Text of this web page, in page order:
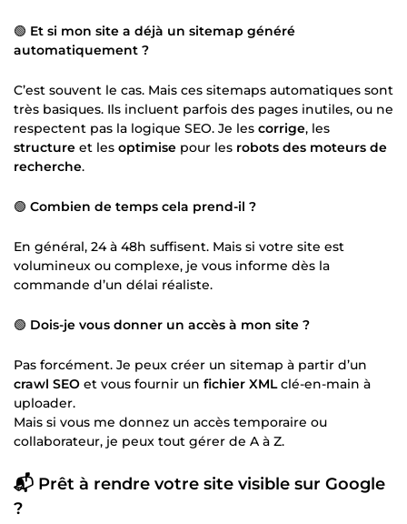
🟢 Et si mon site a déjà un sitemap généré
automatiquement ?
C’est souvent le cas. Mais ces sitemaps automatiques sont
très basiques. Ils incluent parfois des pages inutiles, ou ne
respectent pas la logique SEO. Je les corrige, les
structure et les optimise pour les robots des moteurs de
recherche.
🟢 Combien de temps cela prend-il ?
En général, 24 à 48h suffisent. Mais si votre site est
volumineux ou complexe, je vous informe dès la
commande d’un délai réaliste.
🟢 Dois-je vous donner un accès à mon site ?
Pas forcément. Je peux créer un sitemap à partir d’un
crawl SEO et vous fournir un fichier XMLclé-en-main à
uploader.
Mais si vous me donnez un accès temporaire ou
collaborateur, je peux tout gérer de A à Z.
📬 Prêt à rendre votre site visible sur Google
?